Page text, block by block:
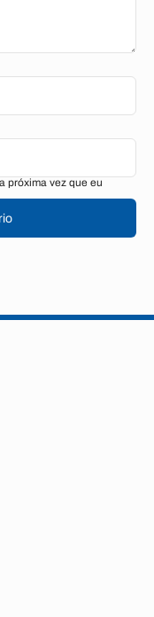
próxima vez que eu